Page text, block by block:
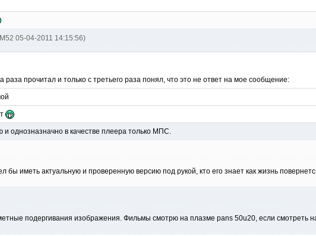
05-04-2011 14:15:56)
прочитал и только с третьего раза понял, что это не ответ на мое сообщение:
однозназначно в качестве плеера только МПС.
бы иметь актуальную и проверенную версию под рукой, кто его знает как жизнь
подергивания изображения. Фильмы смотрю на плазме pans 50u20, если смотреть